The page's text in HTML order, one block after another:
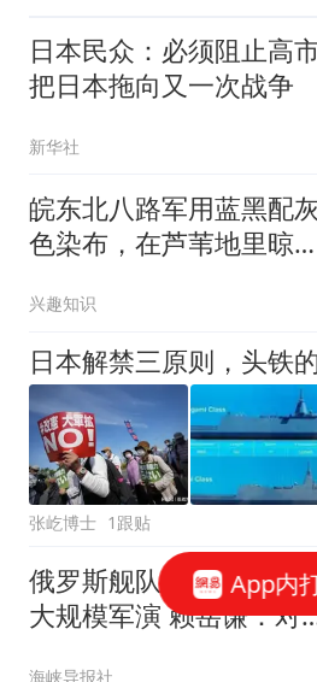
日本民众：必须阻止高
把日本拖向又一次战争
新华社
皖东北八路军用蓝黑配
色染布，在芦苇地里晾
兴趣知识
张屹博士 1跟贴
俄罗斯舰队在日本海进
大规模军演 赖岳谦：对
海峡导报社
App内